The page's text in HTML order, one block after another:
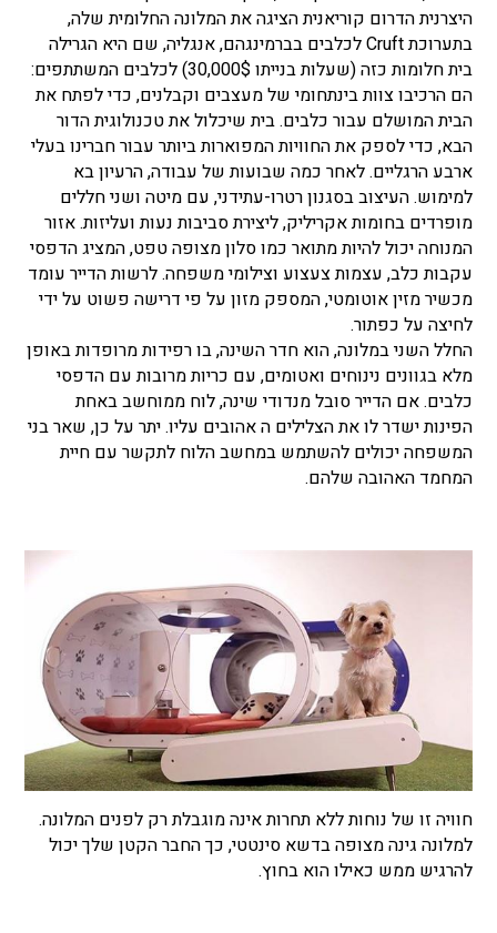
היצרנית הדרום קוריאנית הציגה את המלונה החלומית שלה,
בתערוכת Cruft לכלבים בברמינגהם, אנגליה, שם היא הגרילה
בית חלומות כזה (שעלות בנייתו 30,000$) לכלבים המשתתפים:
הם הרכיבו צוות בינתחומי של מעצבים וקבלנים, כדי לפתח את
הבית המושלם עבור כלבים. בית שיכלול את טכנולוגית הדור
הבא, כדי לספק את החוויות המפוארות ביותר עבור חברינו בעלי
ארבע הרגליים. לאחר כמה שבועות של עבודה, הרעיון בא
למימוש. העיצוב בסגנון רטרו-עתידני, עם מיטה ושני חללים
מופרדים בחומות אקריליק, ליצירת סביבות נעות ועליזות. אזור
המנוחה יכול להיות מתואר כמו סלון מצופה טפט, המציג הדפסי
עקבות כלב, עצמות צעצוע וצילומי משפחה. לרשות הדייר עומד
מכשיר מזין אוטומטי, המספק מזון על פי דרישה פשוט על ידי
לחיצה על כפתור.
החלל השני במלונה, הוא חדר השינה, בו רפידות מרופדות באופן
מלא בגוונים נינוחים ואטומים, עם כריות מרובות עם הדפסי
כלבים. אם הדייר סובל מנדודי שינה, לוח ממוחשב באחת
הפינות ישדר לו את הצלילים ה אהובים עליו. יתר על כן, שאר בני
המשפחה יכולים להשתמש במחשב הלוח לתקשר עם חיית
המחמד האהובה שלהם.
חוויה זו של נוחות ללא תחרות אינה מוגבלת רק לפנים המלונה.
למלונה גינה מצופה בדשא סינטטי, כך החבר הקטן שלך יכול
להרגיש ממש כאילו הוא בחוץ.